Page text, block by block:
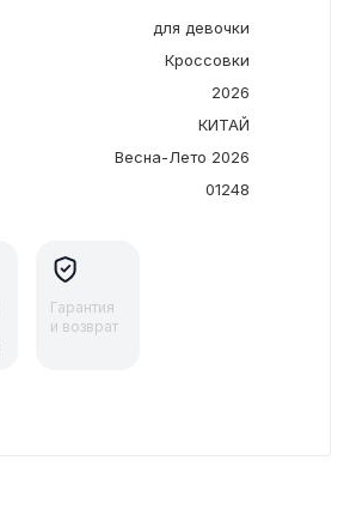
для девочки
Кроссовки
2026
КИТАЙ
Весна-Лето 2026
01248
Гарантия
и возврат